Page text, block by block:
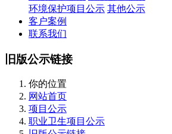
环境保护项目公示 其他公示
客户案例
联系我们
旧版公示链接
你的位置
网站首页
项目公示
职业卫生项目公示